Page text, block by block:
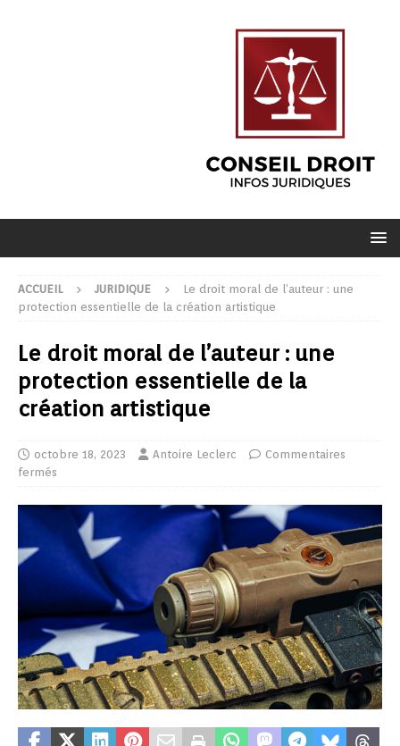
ACCUEIL JURIDIQUE
Le droit moral de l’auteur : une
protection essentielle de la création artistique
Le droit moral de l’auteur : une
protection essentielle de la
création artistique
octobre 18, 2023 Antoire Leclerc
Commentaires
fermés